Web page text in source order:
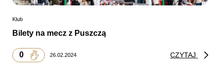
Klub
Bilety na mecz z Puszczą
0 26.02.2024 CZYTAJ